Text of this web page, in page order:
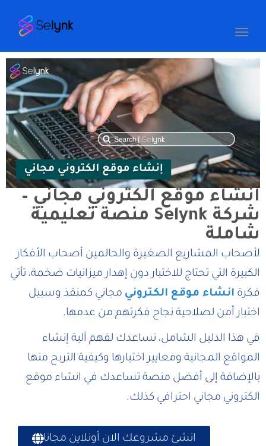
Toggle
انشاء موقع الكتروني مجاني –
شركة Selynk منصة تعليمية
شاملة
لأصحاب المشاريع الصغيرة والحالمين أصحاب الأفكار
الكبيرة التي تحتاج للاختبار دون إهدار ميزانيات ضخمة، تأتي
فكرة انشاء موقع الكتروني مجاني كمنقذ وسبيل
اختبار أمن لصلاحية نجاح فكرتهم من عدمها.
في هذا الدليل الشامل، نساعدك لفهم آلية إنشاء
المواقع المجانية ومعايير اختيارها وكيفية التربح منها
بالإضافة إلى أفضل منصة تساعدك في انشاء موقع
الكتروني مجاني احترافي كذلك.
انشئ مشروعك الان أونلاين مجانا